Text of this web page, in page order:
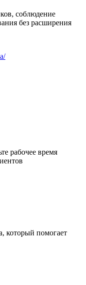
соблюдение
без расширения
рабочее время
который помогает